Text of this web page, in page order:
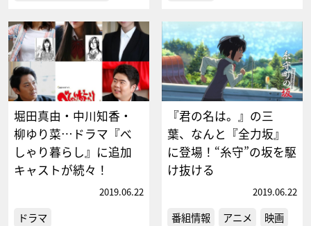
堀田真由・中川知香・
柳ゆり菜…ドラマ『べ
しゃり暮らし』に追加
キャストが続々！
2019.06.22
ドラマ
『君の名は。』の三
葉、なんと『全力坂』
に登場！“糸守”の坂を駆
け抜ける
2019.06.22
番組情報 アニメ 映画